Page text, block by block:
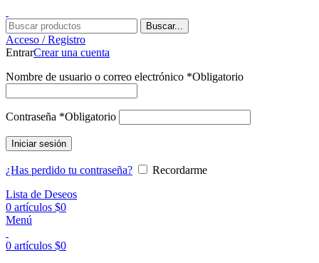
Buscar...
Acceso / Registro
EntrarCrear una cuenta
Nombre de usuario o correo electrónico *Obligatorio
Contraseña *Obligatorio
Iniciar sesión
¿Has perdido tu contraseña?
Recordarme
Lista de Deseos
0 artículos $0
Menú
0 artículos $0